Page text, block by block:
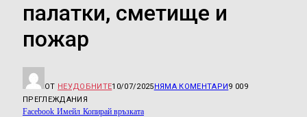
палатки, сметище и
пожар
ОТ НЕУДОБНИТЕ10/07/2025НЯМА КОМЕНТАРИ9 009
ПРЕГЛЕЖДАНИЯ
Facebook Имейл Копирай връзката